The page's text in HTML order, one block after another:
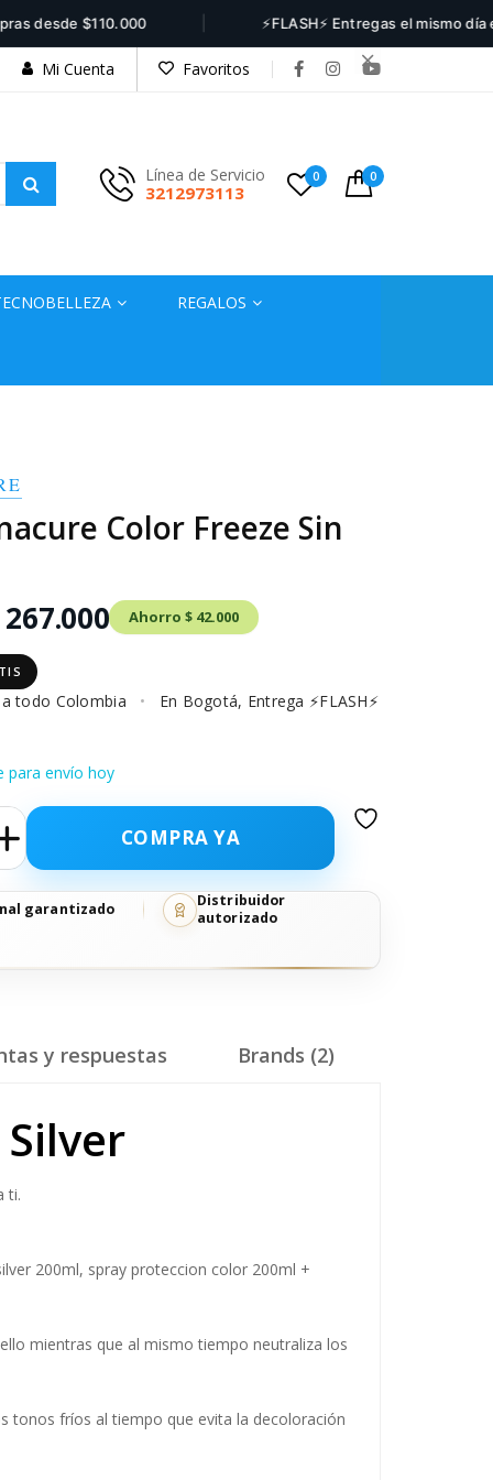
$110.000 ⚡FLASH⚡ Entregas el mismo día en
Mi Cuenta Favoritos
Línea de Servicio
3212973113
0 0
REGALOS
Color Freeze Sin
Ahorro $ 42.000
todo Colombia •
En Bogotá, Entrega ⚡FLASH⚡
para envío hoy
COMPRA YA
garantizado
Distribuidor
autorizado
y respuestas Brands (2)
ti.
200ml, spray proteccion color 200ml +
mientras que al mismo tiempo neutraliza los
tonos fríos al tiempo que evita la decoloración